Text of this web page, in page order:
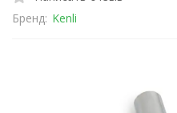
Бренд: Kenli